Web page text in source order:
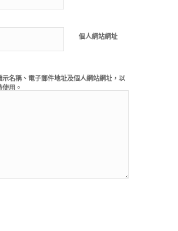
個人網站網址
示名稱、電子郵件地址及個人網站網址，以
用。